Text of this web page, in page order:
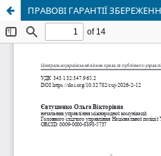
ПРАВОВІ ГАРАНТІЇ